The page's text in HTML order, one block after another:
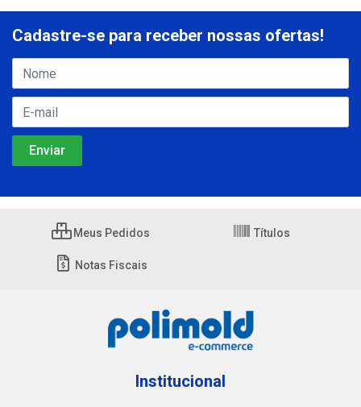
Cadastre-se para receber nossas ofertas!
Meus Pedidos Títulos
Notas Fiscais
Institucional